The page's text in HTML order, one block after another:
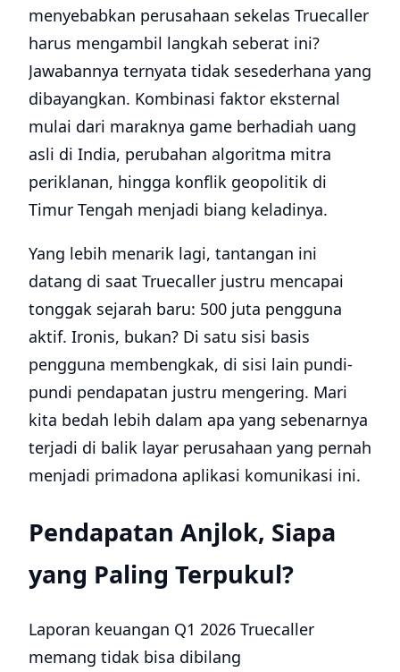
menyebabkan perusahaan sekelas Truecaller
harus mengambil langkah seberat ini?
Jawabannya ternyata tidak sesederhana yang
dibayangkan. Kombinasi faktor eksternal
mulai dari maraknya game berhadiah uang
asli di India, perubahan algoritma mitra
periklanan, hingga konflik geopolitik di
Timur Tengah menjadi biang keladinya.
Yang lebih menarik lagi, tantangan ini
datang di saat Truecaller justru mencapai
tonggak sejarah baru: 500 juta pengguna
aktif. Ironis, bukan? Di satu sisi basis
pengguna membengkak, di sisi lain pundi-
pundi pendapatan justru mengering. Mari
kita bedah lebih dalam apa yang sebenarnya
terjadi di balik layar perusahaan yang pernah
menjadi primadona aplikasi komunikasi ini.
Pendapatan Anjlok, Siapa
yang Paling Terpukul?
Laporan keuangan Q1 2026 Truecaller
memang tidak bisa dibilang